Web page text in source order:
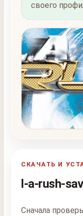
своего
СКАЧАТЬ И
l-a-rush-
Сначала